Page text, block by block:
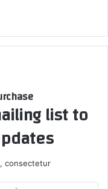
list to
consectetur.